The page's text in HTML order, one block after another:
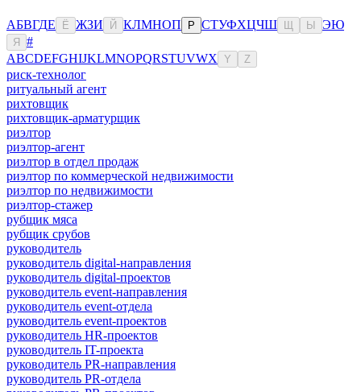
АБВГДЕ Ё ЖЗИ Й КЛМНОП Р СТУФХЦЧШ Ы ЭЮ
Я
#
ABCDEFGHIJKLMNOPQRSTUVWX Y Z
риск-технолог
ритуальный агент
рихтовщик
рихтовщик-арматурщик
риэлтор
риэлтор-агент
риэлтор в отдел продаж
риэлтор по коммерческой недвижимости
риэлтор по недвижимости
риэлтор-стажер
рубщик мяса
рубщик срубов
руководитель
руководитель digital-направления
руководитель digital-проектов
руководитель event-направления
руководитель event-отдела
руководитель event-проектов
руководитель HR-проектов
руководитель IT-проекта
руководитель PR-направления
руководитель PR-отдела